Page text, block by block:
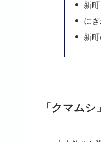
新
に
新
「クマムシ